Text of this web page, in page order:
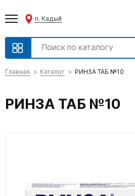
п. Кадый
Главная Каталог РИНЗА ТАБ №10
РИНЗА ТАБ №10